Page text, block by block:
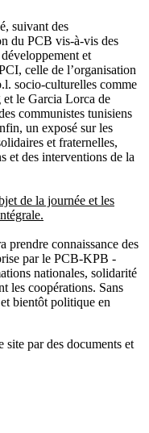
suivant des
du PCB vis-à-vis des
et
celle de l’organisation
socio-culturelles comme
le Garcia Lorca de
communistes tunisiens
un exposé sur les
et fraternelles,
et des interventions de la
de la journée et les
prendre connaissance des
par le PCB-KPB -
nationales, solidarité
les coopérations. Sans
bientôt politique en
par des documents et